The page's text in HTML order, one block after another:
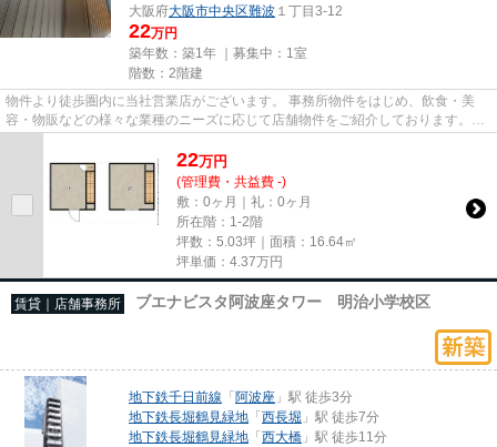
大阪府大阪市中央区難波 １丁目3-12
22万円
築年数：築1年 ｜募集中： 1室
階数：2階建
物件より徒歩圏内に当社営業店がございます。 事務所物件をはじめ、飲食・美
容・物販などの様々な業種のニーズに応じて店舗物件をご紹介しております。
尚、弊社ではおとり広告は一切...
22万円
(管理費・共益費 -)
敷：0ヶ月｜礼：0ヶ月
所在階：1-2階
坪数：5.03坪｜面積：16.64㎡
坪単価： 4.37万円
賃貸｜店舗事務所 ブエナビスタ阿波座タワー 明治小学校区
地下鉄千日前線 「阿波座 」駅 徒歩3分
地下鉄長堀鶴見緑地 「西長堀 」駅 徒歩7分
地下鉄長堀鶴見緑地 「西大橋 」駅 徒歩11分